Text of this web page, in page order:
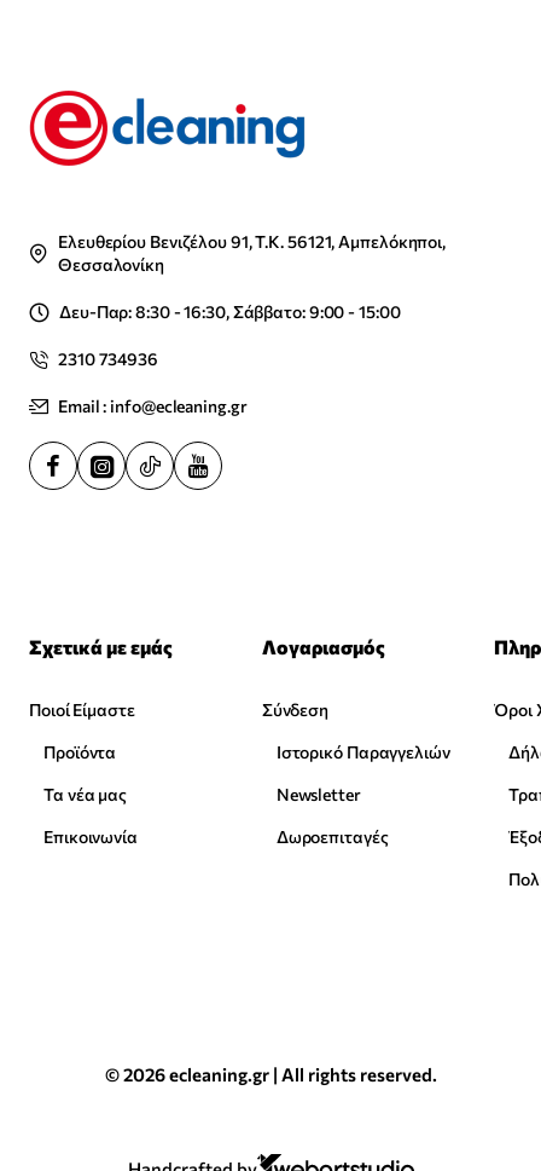
Ελευθερίου Βενιζέλου 91, Τ.Κ. 56121, Αμπελόκηποι,
Θεσσαλονίκη
Δευ-Παρ: 8:30 - 16:30, Σάββατο: 9:00 - 15:00
2310 734936
Email : info@ecleaning.gr
Σχετικά με εμάς
Ποιοί Είμαστε
Προϊόντα
Τα νέα μας
Επικοινωνία
Λογαριασμός
Σύνδεση
Ιστορικό Παραγγελιών
Newsletter
Δωροεπιταγές
Όροι
© 2026 ecleaning.gr | All rights reserved.